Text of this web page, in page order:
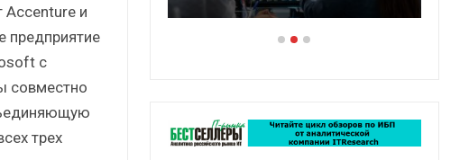
Accenture и
предприятие
с
совместно
трех